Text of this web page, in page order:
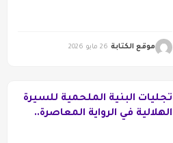
موقع الكتابة 26 مايو 2026
تجليات البنية الملحمية للسيرة
الهلالية في الرواية المعاصرة..